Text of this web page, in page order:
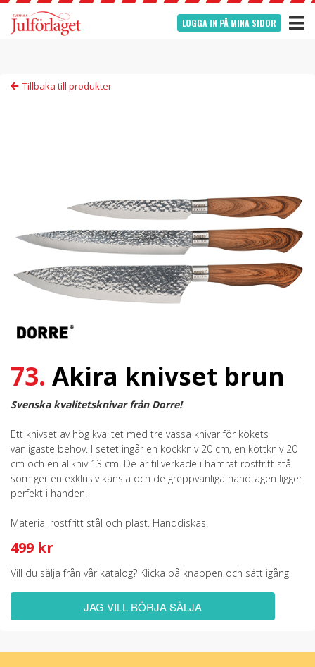
LOGGA IN PÅ MINA SIDOR
Tillbaka till produkter
73. Akira knivset brun
Svenska kvalitetsknivar från Dorre!
Ett knivset av hög kvalitet med tre vassa knivar för kökets
vanligaste behov. I setet ingår en kockkniv 20 cm, en köttkniv 20
cm och en allkniv 13 cm. De är tillverkade i hamrat rostfritt stål
som ger en exklusiv känsla och de greppvänliga handtagen ligger
perfekt i handen!
Material rostfritt stål och plast. Handdiskas.
499 kr
Vill du sälja från vår katalog? Klicka på knappen och sätt igång
JAG VILL BÖRJA SÄLJA